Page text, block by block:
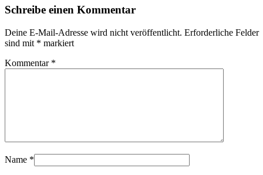
Schreibe einen Kommentar
Deine E-Mail-Adresse wird nicht veröffentlicht. Erforderliche Felder
sind mit * markiert
Kommentar *
Name *